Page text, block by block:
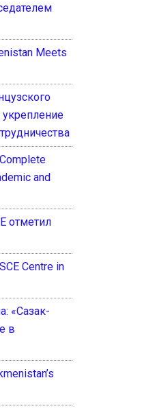
Meets
and
отметил
Centre in
«Сазак-
в